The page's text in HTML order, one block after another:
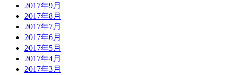
2017年9月
2017年8月
2017年7月
2017年6月
2017年5月
2017年4月
2017年3月